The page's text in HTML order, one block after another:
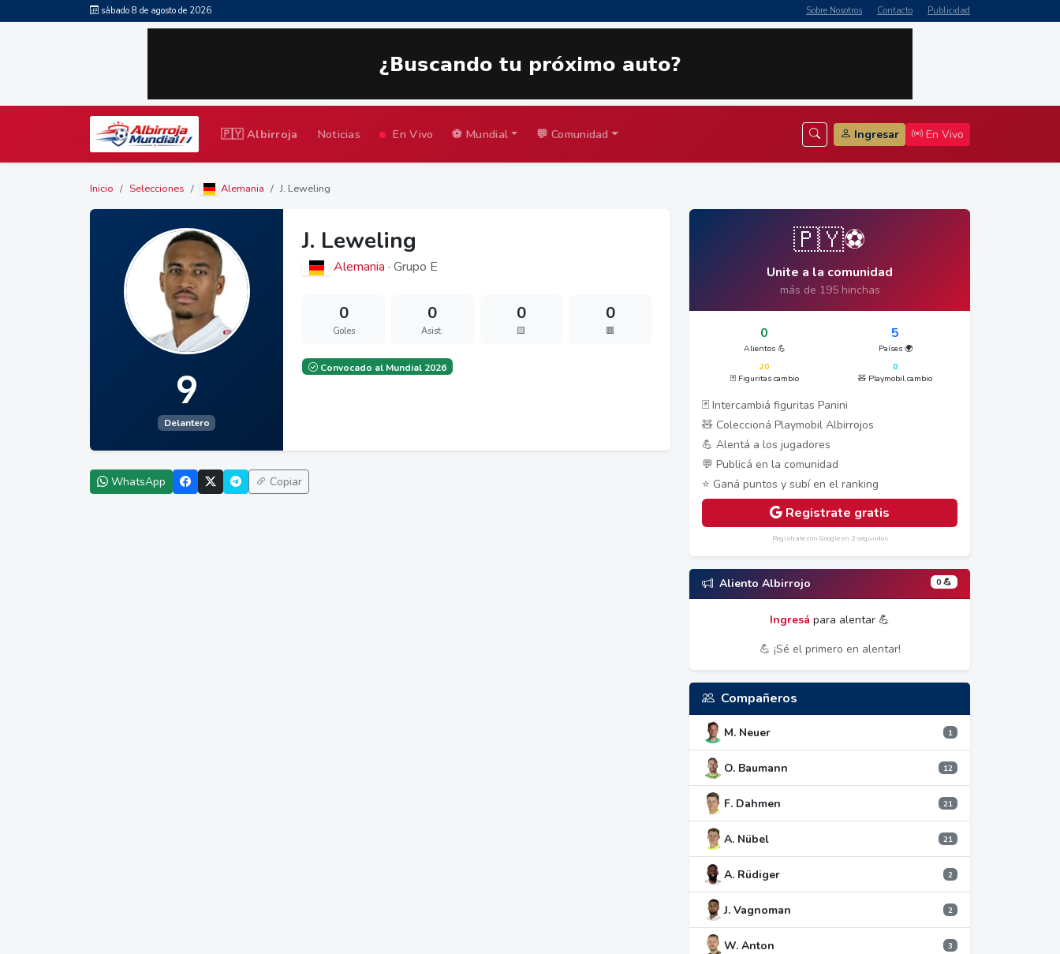
sábado 8 de agosto de 2026 Sobre Nosotros Contacto Publicidad
🇵🇾 Albirroja Noticias En Vivo ⚽ Mundial 💬 Comunidad Ingresar En Vivo
Inicio Selecciones Alemania J. Leweling
9
Delantero
J. Leweling
Alemania · Grupo E
0
Goles
0
Asist.
0
🟨
0
🟥
Convocado al Mundial 2026
WhatsApp Copiar
🇵🇾⚽
Unite a la comunidad
más de 195 hinchas
0
Alientos 💪
5
Países 🌍
20
🃏 Figuritas cambio
0
🧸 Playmobil cambio
🃏 Intercambiá figuritas Panini
🧸 Coleccioná Playmobil Albirrojos
💪 Alentá a los jugadores
💬 Publicá en la comunidad
⭐ Ganá puntos y subí en el ranking
Registrate gratis
Registrate con Google en 2 segundos
Aliento Albirrojo 0 💪
Ingresá para alentar 💪
💪 ¡Sé el primero en alentar!
Compañeros
M. Neuer 1
O. Baumann 12
F. Dahmen 21
A. Nübel 21
A. Rüdiger 2
J. Vagnoman 2
W. Anton 3